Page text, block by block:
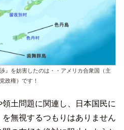
』を妨害したのは・・アメリカ合衆国（主
政権）です！
土問題に関連し、日本国民に
無視するつもりはありません